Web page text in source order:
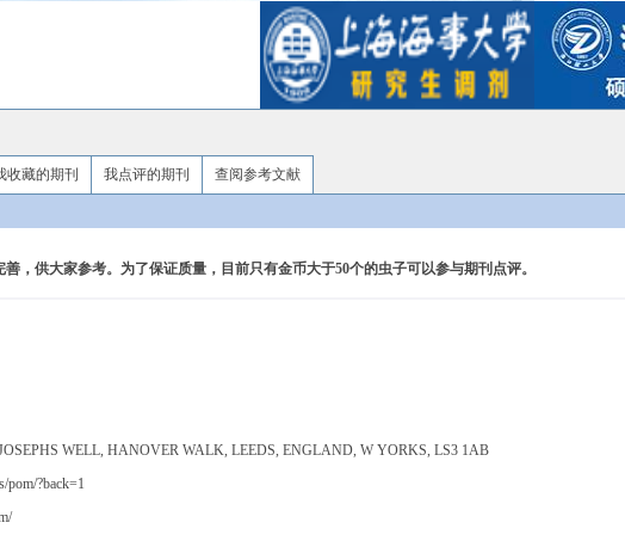
收藏的期刊 我点评的期刊 查阅参考文献
，供大家参考。为了保证质量，目前只有金币大于50个的虫子可以参与期刊点评。
WELL, HANOVER WALK, LEEDS, ENGLAND, W YORKS, LS3 1AB
pom/?back=1